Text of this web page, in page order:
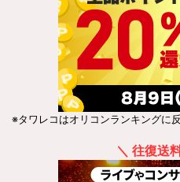
※タワレコはオリコンランキングに
＼ 往復送